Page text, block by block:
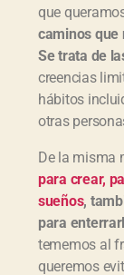
que
caminos que
Se trata de
creencias
hábitos
otras
De la misma
para crear,
sueños,
para
tememos al
queremos